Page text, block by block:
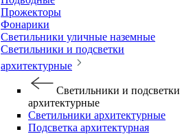
Прожекторы
Фонарики
Светильники уличные наземные
Светильники и подсветки
архитектурные
Светильники и подсветки
архитектурные
Светильники архитектурные
Подсветка архитектурная